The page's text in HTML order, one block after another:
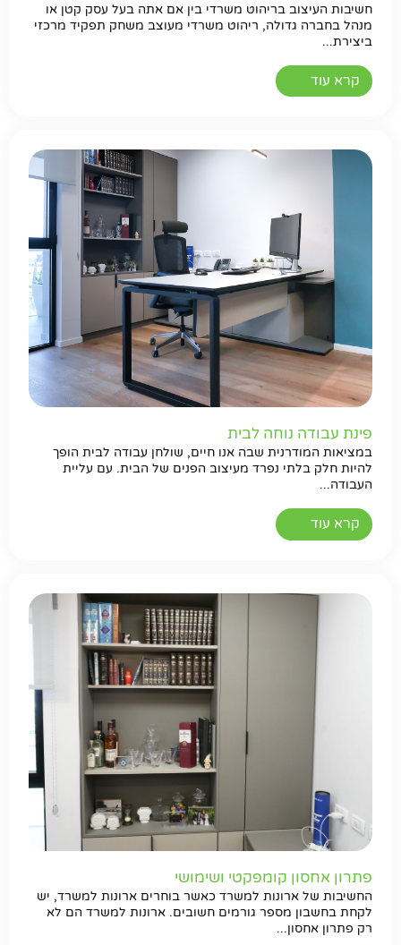
חשיבות העיצוב בריהוט משרדי בין אם אתה בעל עסק קטן או
מנהל בחברה גדולה, ריהוט משרדי מעוצב משחק תפקיד מרכזי
ביצירת...
קרא עוד
פינת עבודה נוחה לבית
במציאות המודרנית שבה אנו חיים, שולחן עבודה לבית הופך
להיות חלק בלתי נפרד מעיצוב הפנים של הבית. עם עליית
העבודה...
קרא עוד
פתרון אחסון קומפקטי ושימושי
החשיבות של ארונות למשרד כאשר בוחרים ארונות למשרד, יש
לקחת בחשבון מספר גורמים חשובים. ארונות למשרד הם לא
רק פתרון אחסון...